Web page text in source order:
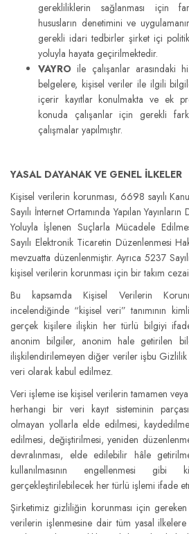
gerekliliklerin sağlanması için
hususların denetimini ve
gerekli idari tedbirler şirket içi
yoluyla hayata geçirilmektedir.
VAYRO ile çalışanlar arasındaki
belgelere, kişisel veriler ile ilgili
içerir kayıtlar konulmakta ve ek
konuda çalışanlar için gerekli
çalışmalar yapılmıştır.
YASAL DAYANAK VE GENEL İLKELER
Kişisel verilerin korunması, 6698 sayılı
Sayılı İnternet Ortamında Yapılan
Yoluyla İşlenen Suçlarla Mücadele
Sayılı Elektronik Ticaretin Düzenlenmesi
mevzuatta düzenlenmiştir. Ayrıca 5237
kişisel verilerin korunması için bir takım
Bu kapsamda Kişisel Verilerin
incelendiğinde “kişisel veri” tanımının
gerçek kişilere ilişkin her türlü bilgiyi
anonim bilgiler, anonim hale getirilen
ilişkilendirilemeyen diğer veriler işbu Gizlilik
veri olarak kabul edilmez.
Veri işleme ise kişisel verilerin tamamen
herhangi bir veri kayıt sisteminin
olmayan yollarla elde edilmesi,
edilmesi, değiştirilmesi, yeniden
devralınması, elde edilebilir hâle
kullanılmasının engellenmesi
gerçekleştirilebilecek her türlü işlemi ifade
Şirketimiz gizliliğin korunması için
verilerin işlenmesine dair tüm yasal